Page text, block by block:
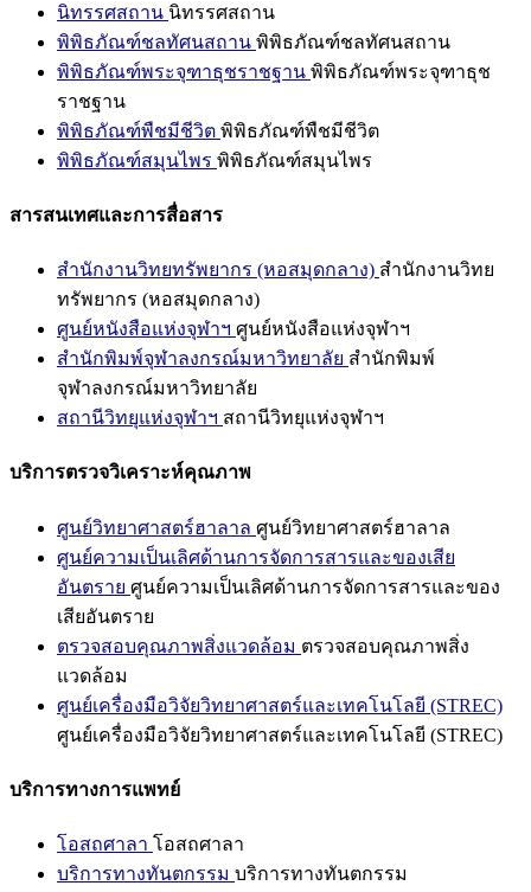
นิทรรศสถาน นิทรรศสถาน
พิพิธภัณฑ์ชลทัศนสถาน พิพิธภัณฑ์ชลทัศนสถาน
พิพิธภัณฑ์พระจุฑาธุชราชฐาน พิพิธภัณฑ์พระจุฑาธุช
ราชฐาน
พิพิธภัณฑ์พืชมีชีวิต พิพิธภัณฑ์พืชมีชีวิต
พิพิธภัณฑ์สมุนไพร พิพิธภัณฑ์สมุนไพร
สารสนเทศและการสื่อสาร
สำนักงานวิทยทรัพยากร (หอสมุดกลาง) สำนักงานวิทย
ทรัพยากร (หอสมุดกลาง)
ศูนย์หนังสือแห่งจุฬาฯ ศูนย์หนังสือแห่งจุฬาฯ
สำนักพิมพ์จุฬาลงกรณ์มหาวิทยาลัย สำนักพิมพ์
จุฬาลงกรณ์มหาวิทยาลัย
สถานีวิทยุแห่งจุฬาฯ สถานีวิทยุแห่งจุฬาฯ
บริการตรวจวิเคราะห์คุณภาพ
ศูนย์วิทยาศาสตร์ฮาลาล ศูนย์วิทยาศาสตร์ฮาลาล
ศูนย์ความเป็นเลิศด้านการจัดการสารและของเสีย
อันตราย ศูนย์ความเป็นเลิศด้านการจัดการสารและของ
เสียอันตราย
ตรวจสอบคุณภาพสิ่งแวดล้อม ตรวจสอบคุณภาพสิ่ง
แวดล้อม
ศูนย์เครื่องมือวิจัยวิทยาศาสตร์และเทคโนโลยี (STREC)
ศูนย์เครื่องมือวิจัยวิทยาศาสตร์และเทคโนโลยี (STREC)
บริการทางการแพทย์
โอสถศาลา โอสถศาลา
บริการทางทันตกรรม บริการทางทันตกรรม